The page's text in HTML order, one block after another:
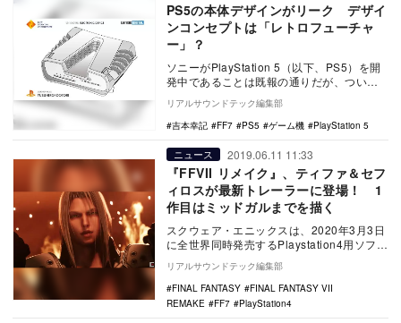
PS5の本体デザインがリーク デザイ
ンコンセプトは「レトロフューチャ
ー」？
ソニーがPlayStation 5（以下、PS5）を開
発中であることは既報の通りだが、ついに
本体デザインがリークされた。そのデザ…
リアルサウンドテック編集部
吉本幸記
FF7 PS5 ゲーム機 PlayStation 5
ニュース 2019.06.11 11:33
『FFVII リメイク』、ティファ＆セフ
ィロスが最新トレーラーに登場！ 1
作目はミッドガルまでを描く
スクウェア・エニックスは、2020年3月3日
に全世界同時発売するPlaystation4用ソフト
『FINAL FANTASY V…
リアルサウンドテック編集部
FINAL FANTASY
FINAL FANTASY VII
REMAKE
FF7 PlayStation4